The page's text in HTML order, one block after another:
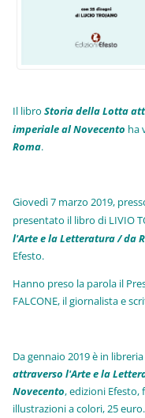
Il libroStoria della Lotta
imperiale al Novecento ha
Roma.
Giovedì 7 marzo 2019,
presentato il libro di LIVIO
l'Arte e la Letteratura / da
Efesto.
Hanno preso la parola il
FALCONE, il giornalista e
Da gennaio 2019 è in
attraverso l'Arte e la
Novecento, edizioni Efesto,
illustrazioni a colori, 25 euro.